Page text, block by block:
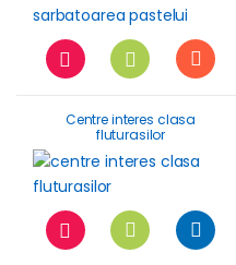
Centre interes clasa
fluturasilor